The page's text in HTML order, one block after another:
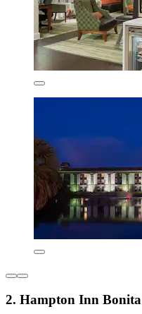
2. Hampton Inn